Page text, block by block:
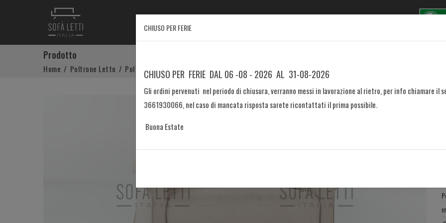
Prodotto
Home Poltrone Letto Poltrona Letto materasso 18 cm mod. 0185
CHIUSO PER FERIE
CHIUSO PER FERIE DAL 06 -08 - 2026 AL 31-08-2026
Gli ordini pervenuti nel periodo di chiusura, verranno messi in lavorazione al rietro, per info chiamare il
3661930066, nel caso di mancata risposta sarete ricontattati il prima possibile.
Buona Estate